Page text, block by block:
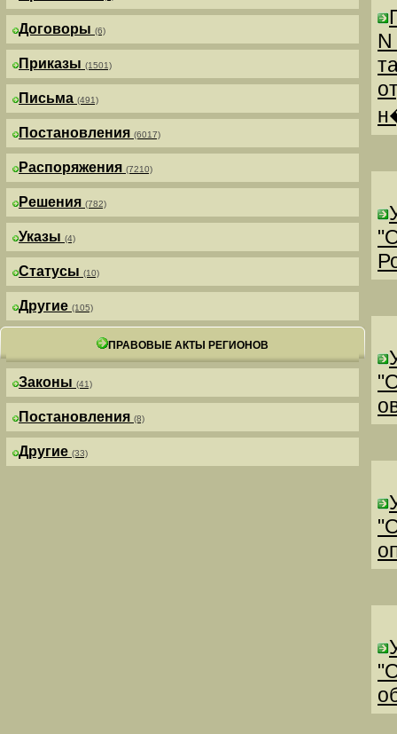
Договоры (6)
Приказы (1501)
Письма (491)
Постановления (6017)
Распоряжения (7210)
Решения (782)
Указы (4)
Статусы (10)
Другие (105)
ПРАВОВЫЕ АКТЫ РЕГИОНОВ
Законы (41)
Постановления (8)
Другие (33)